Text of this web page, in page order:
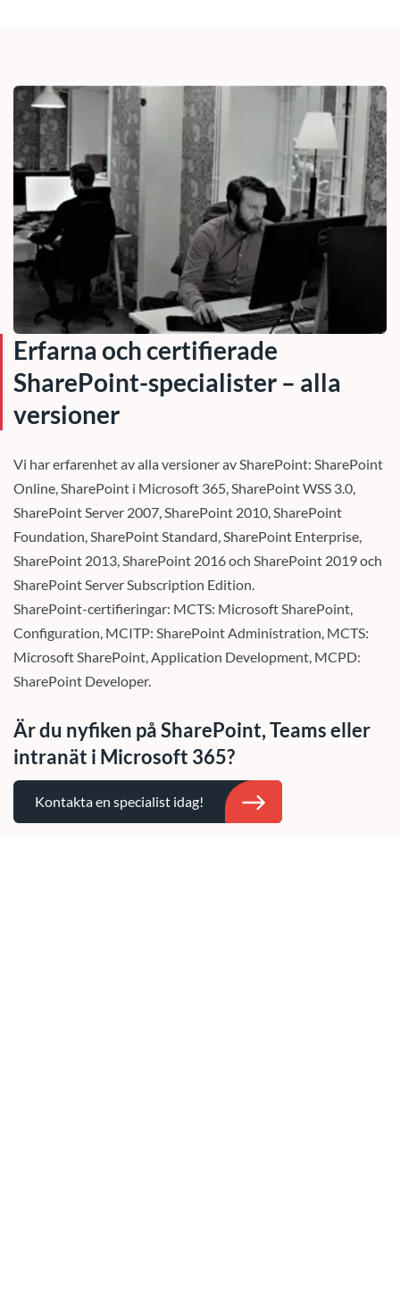
Erfarna och certifierade
SharePoint-specialister – alla
versioner
Vi har erfarenhet av alla versioner av SharePoint: SharePoint
Online, SharePoint i Microsoft 365, SharePoint WSS 3.0,
SharePoint Server 2007, SharePoint 2010, SharePoint
Foundation, SharePoint Standard, SharePoint Enterprise,
SharePoint 2013, SharePoint 2016 och SharePoint 2019 och
SharePoint Server Subscription Edition.
SharePoint-certifieringar: MCTS: Microsoft SharePoint,
Configuration, MCITP: SharePoint Administration, MCTS:
Microsoft SharePoint, Application Development, MCPD:
SharePoint Developer.
Är du nyfiken på SharePoint, Teams eller
intranät i Microsoft 365?
Kontakta en specialist idag!